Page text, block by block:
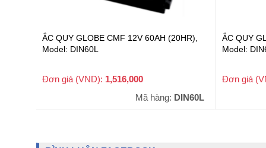
ẮC QUY GLOBE CMF 12V 60AH (20HR),
Model: DIN60L
Đơn giá (VND): 1,516,000
Mã hàng: DIN60L
ẮC QUY
Model:
Đơn giá